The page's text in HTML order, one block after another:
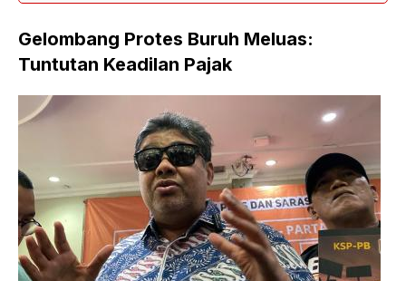
Gelombang Protes Buruh Meluas:
Tuntutan Keadilan Pajak